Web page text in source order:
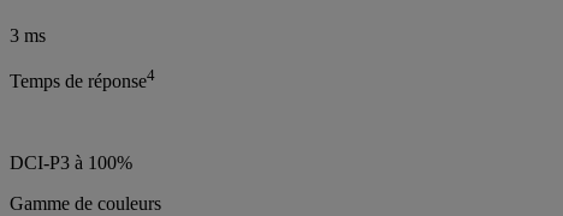
3 ms
Temps de réponse4
DCI-P3 à 100%
Gamme de couleurs